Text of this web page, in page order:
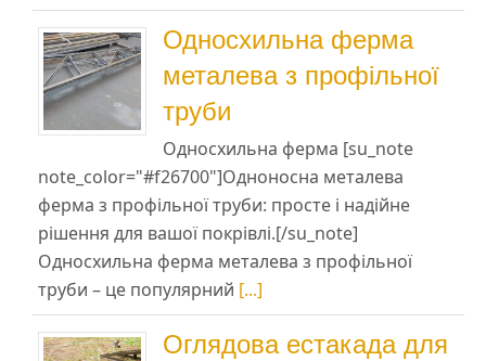
Односхильна ферма
металева з профільної
труби
Односхильна ферма [su_note
note_color="#f26700"]Одноносна металева
ферма з профільної труби: просте і надійне
рішення для вашої покрівлі.[/su_note]
Односхильна ферма металева з профільної
труби – це популярний [...]
Оглядова естакада для